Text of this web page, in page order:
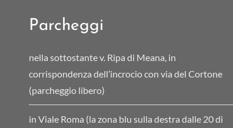
Parcheggi
nella sottostante v. Ripa di Meana, in
corrispondenza dell’incrocio con via del Cortone
(parcheggio libero)
in Viale Roma (la zona blu sulla destra dalle 20 di